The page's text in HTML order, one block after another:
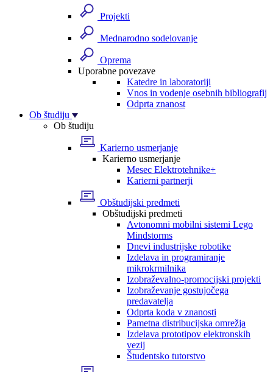
Projekti
Mednarodno sodelovanje
Oprema
Uporabne povezave
Katedre in laboratoriji
Vnos in vodenje osebnih bibliografij
Odprta znanost
Ob študiju
Ob študiju
Karierno usmerjanje
Karierno usmerjanje
Mesec Elektrotehnike+
Karierni partnerji
Obštudijski predmeti
Obštudijski predmeti
Avtonomni mobilni sistemi Lego
Mindstorms
Dnevi industrijske robotike
Izdelava in programiranje
mikrokrmilnika
Izobraževalno-promocijski projekti
Izobraževanje gostujočega
predavatelja
Odprta koda v znanosti
Pametna distribucijska omrežja
Izdelava prototipov elektronskih
vezij
Študentsko tutorstvo